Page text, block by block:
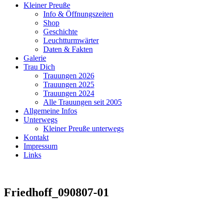
Kleiner Preuße
Info & Öffnungszeiten
Shop
Geschichte
Leuchtturmwärter
Daten & Fakten
Galerie
Trau Dich
Trauungen 2026
Trauungen 2025
Trauungen 2024
Alle Trauungen seit 2005
Allgemeine Infos
Unterwegs
Kleiner Preuße unterwegs
Kontakt
Impressum
Links
Friedhoff_090807-01